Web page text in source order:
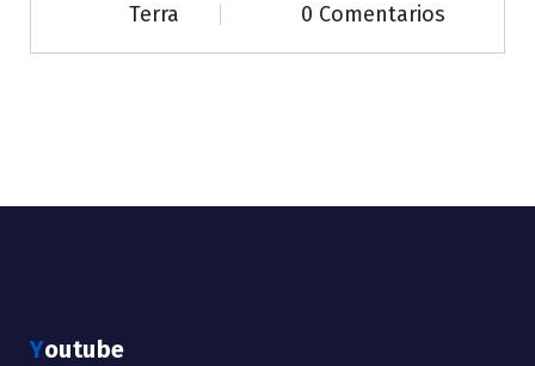
Terra 0 Comentarios
Youtube